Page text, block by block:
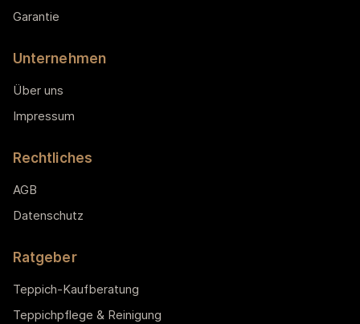
Garantie
Unternehmen
Über uns
Impressum
Rechtliches
AGB
Datenschutz
Ratgeber
Teppich-Kaufberatung
Teppichpflege & Reinigung